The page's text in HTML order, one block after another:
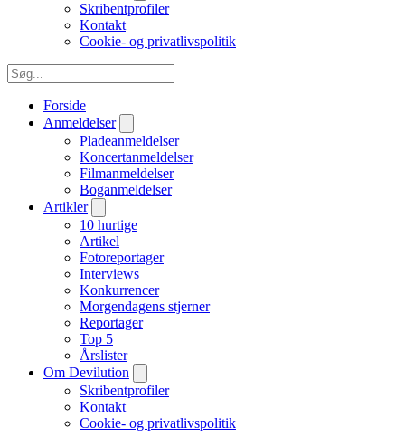
Skribentprofiler
Kontakt
Cookie- og privatlivspolitik
Forside
Anmeldelser
Pladeanmeldelser
Koncertanmeldelser
Filmanmeldelser
Boganmeldelser
Artikler
10 hurtige
Artikel
Fotoreportager
Interviews
Konkurrencer
Morgendagens stjerner
Reportager
Top 5
Årslister
Om Devilution
Skribentprofiler
Kontakt
Cookie- og privatlivspolitik